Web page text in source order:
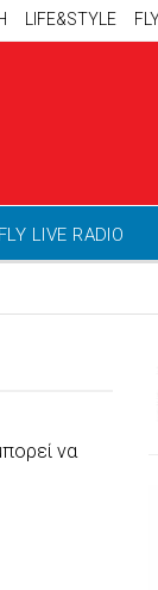
LIFE&STYLE
FLY LIVE RADIO
να